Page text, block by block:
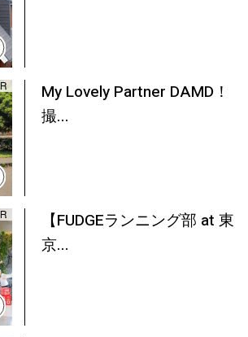
My Lovely Partner DAMD！
撮...
【FUDGEランニング部 at 東
京...